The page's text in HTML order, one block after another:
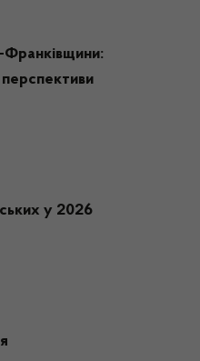
Франківщини:
у 2026